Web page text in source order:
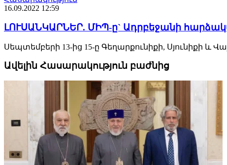
16.09.2022 12:59
ԼՈՒՍԱՆԿԱՐՆԵՐ. ՄԻՊ-ը` Ադրբեջանի
Սեպտեմբերի 13-ից 15-ը Գեղարքունիքի, Սյունիքի և
Ավելին Հասարակություն բաժնից